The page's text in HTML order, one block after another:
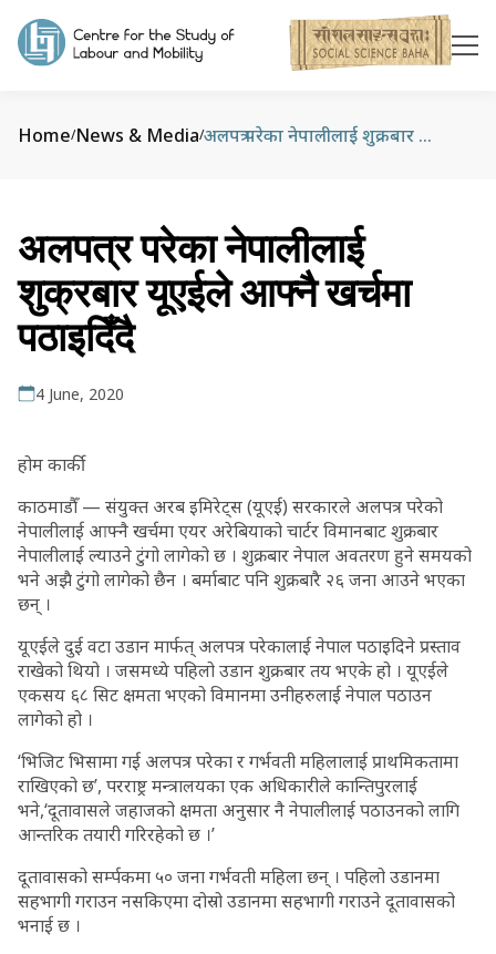
Home/News & Media/ अलपत्र परेका नेपालीलाई शुक्रबार यूएईले आफ्‍नै खर्चमा पठाइदिँदै
अलपत्र परेका नेपालीलाई
शुक्रबार यूएईले आफ्‍नै खर्चमा
पठाइदिँदै
4 June, 2020
होम कार्की
काठमाडौँ — संयुक्त अरब इमिरेट्स (यूएई) सरकारले अलपत्र परेको
नेपालीलाई आफ्नै खर्चमा एयर अरेबियाको चार्टर विमानबाट शुक्रबार
नेपालीलाई ल्याउने टुंगो लागेको छ । शुक्रबार नेपाल अवतरण हुने समयको
भने अझै टुंगो लागेको छैन । बर्माबाट पनि शुक्रबारै २६ जना आउने भएका
छन् ।
यूएईले दुई वटा उडान मार्फत् अलपत्र परेकालाई नेपाल पठाइदिने प्रस्ताव
राखेको थियो । जसमध्ये पहिलो उडान शुक्रबार तय भएके हो । यूएईले
एकसय ६८ सिट क्षमता भएको विमानमा उनीहरुलाई नेपाल पठाउन
लागेको हो ।
‘भिजिट भिसामा गई अलपत्र परेका र गर्भवती महिलालाई प्राथमिकतामा
राखिएको छ’, परराष्ट्र मन्त्रालयका एक अधिकारीले कान्तिपुरलाई
भने,‘दूतावासले जहाजको क्षमता अनुसार नै नेपालीलाई पठाउनको लागि
आन्तरिक तयारी गरिरहेको छ ।’
दूतावासको सर्म्पकमा ५० जना गर्भवती महिला छन् । पहिलो उडानमा
सहभागी गराउन नसकिएमा दोस्रो उडानमा सहभागी गराउने दूतावासको
भनाई छ ।